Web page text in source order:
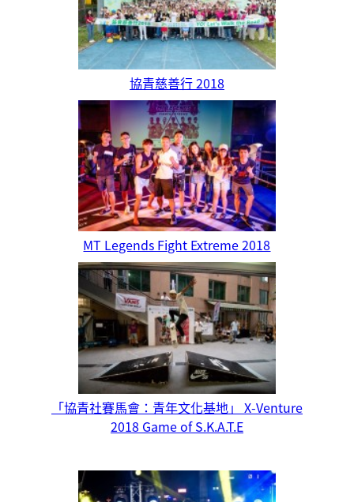
協青慈善行 2018
MT Legends Fight Extreme 2018
「協青社賽馬會：青年文化基地」 X-Venture
2018 Game of S.K.A.T.E